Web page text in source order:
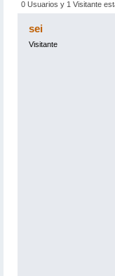
0 Usuarios y 1 Visitante
sei
Visitante